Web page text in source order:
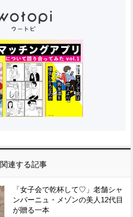
関連する記事
「女子会で乾杯して♡」老舗シャ
ンパーニュ・メゾンの美人12代目
が贈る一本